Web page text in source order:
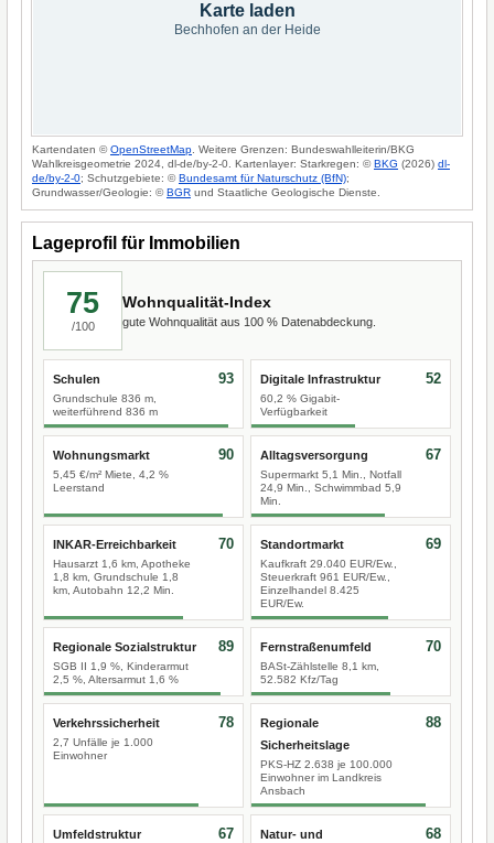
Karte laden
Bechhofen an der Heide
Kartendaten ©OpenStreetMap . Weitere Grenzen: Bundeswahlleiterin/BKG
Wahlkreisgeometrie 2024, dl-de/by-2-0. Kartenlayer: Starkregen: ©BKG (2026) dl-
de/by-2-0; Schutzgebiete: ©Bundesamt für Naturschutz (BfN);
Grundwasser/Geologie: ©BGR und Staatliche Geologische Dienste.
Lageprofil für Immobilien
75
/100
Wohnqualität-Index
gute Wohnqualität aus 100 % Datenabdeckung.
Schulen
Grundschule 836 m,
weiterführend 836 m
93 Digitale Infrastruktur
60,2 % Gigabit-
Verfügbarkeit
52
Wohnungsmarkt
5,45 €/m² Miete, 4,2 %
Leerstand
90 Alltagsversorgung
Supermarkt 5,1 Min., Notfall
24,9 Min., Schwimmbad 5,9
Min.
67
INKAR-Erreichbarkeit
Hausarzt 1,6 km, Apotheke
1,8 km, Grundschule 1,8
km, Autobahn 12,2 Min.
70 Standortmarkt
Kaufkraft 29.040 EUR/Ew.,
Steuerkraft 961 EUR/Ew.,
Einzelhandel 8.425
EUR/Ew.
69
Regionale Sozialstruktur
SGB II 1,9 %, Kinderarmut
2,5 %, Altersarmut 1,6 %
89 Fernstraßenumfeld
BASt-Zählstelle 8,1 km,
52.582 Kfz/Tag
70
Verkehrssicherheit
2,7 Unfälle je 1.000
Einwohner
78
Regionale
Sicherheitslage
PKS-HZ 2.638 je 100.000
Einwohner im Landkreis
Ansbach
88
Umfeldstruktur 67
Natur- und
68